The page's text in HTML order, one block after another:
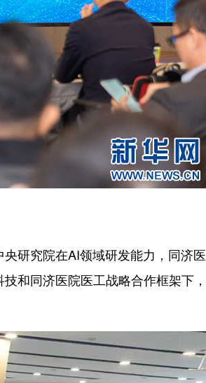
研究院在AI领域研发能力，同济医
和同济医院医工战略合作框架下，